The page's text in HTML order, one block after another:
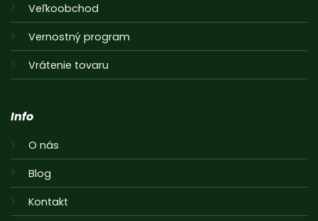
Veľkoobchod
Vernostný program
Vrátenie tovaru
Info
O nás
Blog
Kontakt